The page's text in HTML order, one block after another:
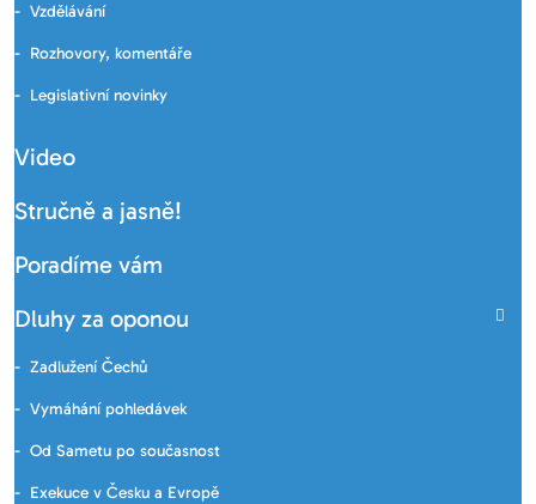
Vzdělávání
Rozhovory, komentáře
Legislativní novinky
Video
Stručně a jasně!
Poradíme vám
Dluhy za oponou
Zadlužení Čechů
Vymáhání pohledávek
Od Sametu po současnost
Exekuce v Česku a Evropě